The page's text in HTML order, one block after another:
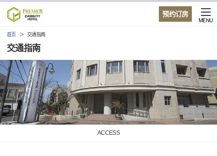
预约订房
MENU
首页 交通指南
交通指南
ACCESS